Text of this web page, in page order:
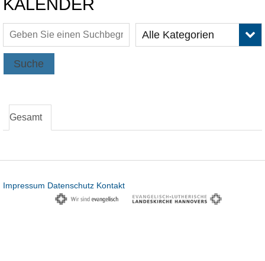
KALENDER
Alle Kategorien
Suche
Gesamt
Impressum Datenschutz Kontakt